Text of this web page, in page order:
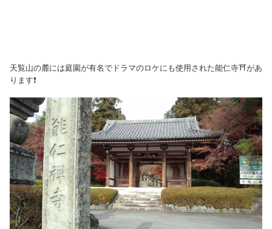
天覧山の麓には庭園が有名でドラマのロケにも使用された能仁寺⛩があ
ります❗